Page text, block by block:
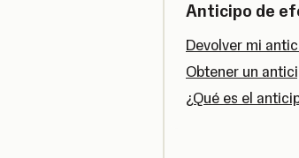
Anticipo de
Devolver mi
Obtener un
¿Qué es el